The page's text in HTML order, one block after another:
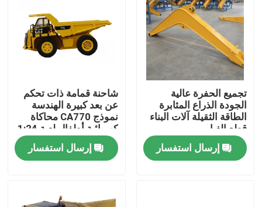
تجميع الحفرة عالية
الجودة الذراع المثابرة
الطاقة الثقيلة آلات البناء
قطع الغيار
إرسال استفسار
شاحنة قمامة ذات تحكم
عن بعد كبيرة الهندسة
نموذج CA770 محاكاة
كهربائية أطفال لعبة 1:24
إرسال استفسار